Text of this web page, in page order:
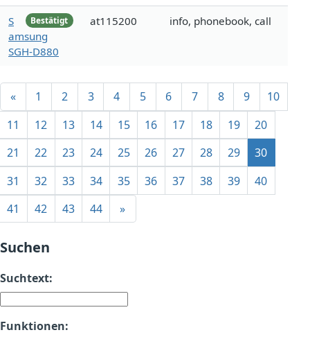
Bestätigt
S
amsung
SGH-D880
at115200 info, phonebook, call
« 1 2 3 4 5 6 7 8 9
10
11
12 13 14 15 16 17 18 19
20
21
22 23 24 25 26 27 28 29
30
31
32 33 34 35 36 37 38 39
40
41
42 43 44 »
Suchen
Suchtext:
Funktionen: